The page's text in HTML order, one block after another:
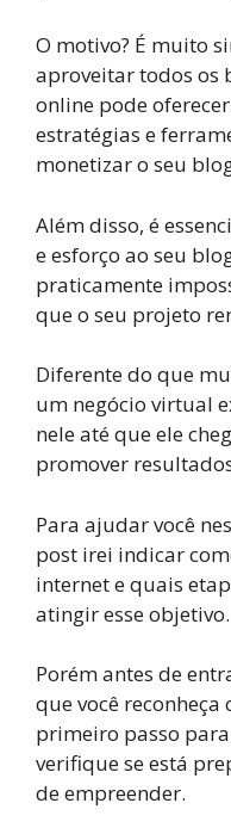
O motivo? É muito
aproveitar todos os
online pode
estratégias e
monetizar o seu
Além disso, é
e esforço ao seu
praticamente
que o seu projeto
Diferente do que
um negócio virtual
nele até que ele
promover
Para ajudar você
post irei indicar
internet e quais
atingir esse objetivo.
Porém antes de
que você
primeiro passo
verifique se está
de empreender.